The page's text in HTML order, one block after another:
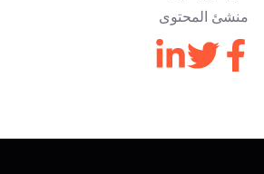
منشئ المحتوى